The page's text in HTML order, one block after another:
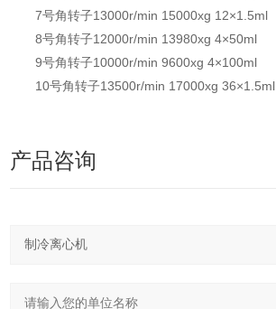
7号角转子13000r/min 15000xg 12×1.5ml
8号角转子12000r/min 13980xg 4×50ml
9号角转子10000r/min 9600xg 4×100ml
10号角转子13500r/min 17000xg 36×1.5ml
产品咨询